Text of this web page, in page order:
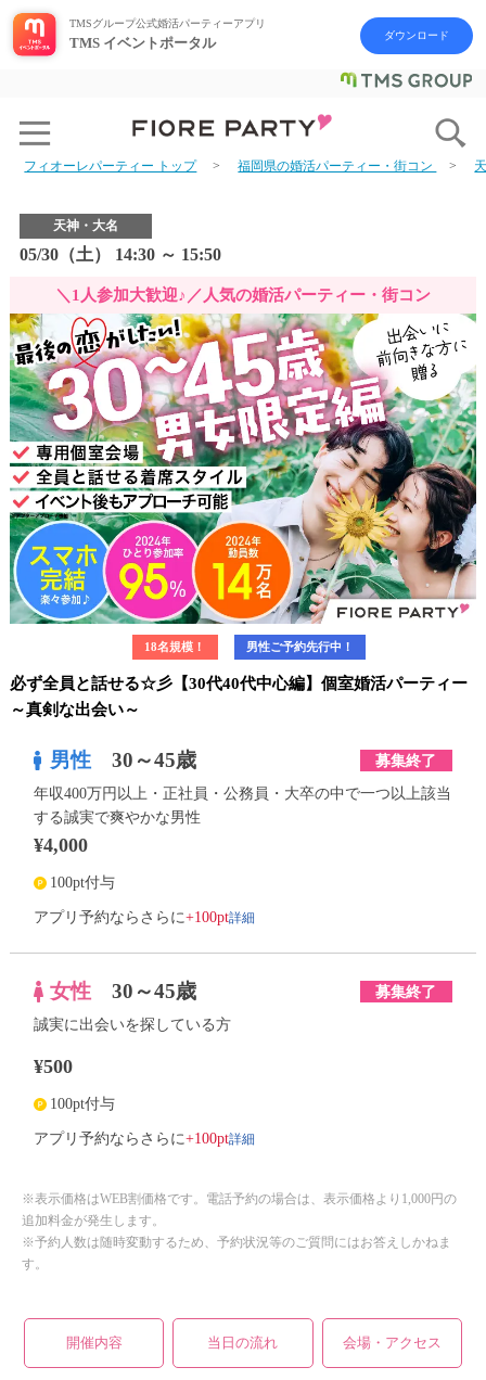
TMSグループ公式婚活パーティーアプリ
TMS イベントポータル ダウンロード
フィオーレパーティー トップ 福岡県の婚活パーティー・街コン
天神・大名
05/30（土） 14:30 ～ 15:50
＼1人参加大歓迎♪／人気の婚活パーティー・街コン
18名規模！ 男性ご予約先行中！
必ず全員と話せる☆彡【30代40代中心編】個室婚活パーティー
～真剣な出会い～
男性 30～45歳 募集終了
年収400万円以上・正社員・公務員・大卒の中で一つ以上該当
する誠実で爽やかな男性
¥4,000
100pt付与
アプリ予約ならさらに+100pt詳細
女性 30～45歳 募集終了
誠実に出会いを探している方
¥500
100pt付与
アプリ予約ならさらに+100pt詳細
※表示価格はWEB割価格です。電話予約の場合は、表示価格より1,000円の
追加料金が発生します。
※予約人数は随時変動するため、予約状況等のご質問にはお答えしかねま
す。
開催内容 当日の流れ 会場・アクセス